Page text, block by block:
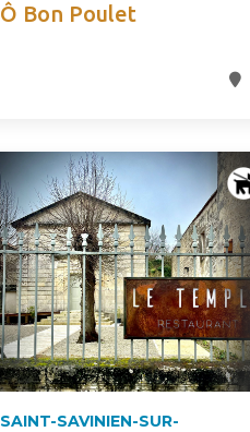
Ô Bon Poulet
SAINT-SAVINIEN-SUR-